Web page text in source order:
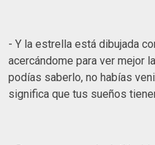
- Y la estrella está dibujada
acercándome para ver mejor
podías saberlo, no habías
significa que tus sueños